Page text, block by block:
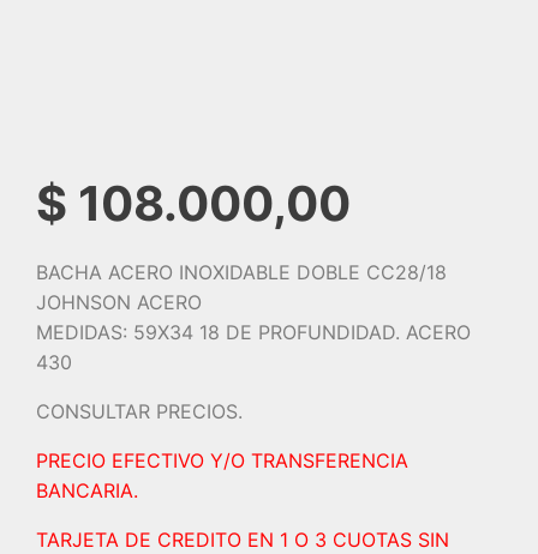
$ 108.000,00
BACHA ACERO INOXIDABLE DOBLE CC28/18
JOHNSON ACERO
MEDIDAS: 59X34 18 DE PROFUNDIDAD. ACERO
430
CONSULTAR PRECIOS.
PRECIO EFECTIVO Y/O TRANSFERENCIA
BANCARIA.
TARJETA DE CREDITO EN 1 O 3 CUOTAS SIN